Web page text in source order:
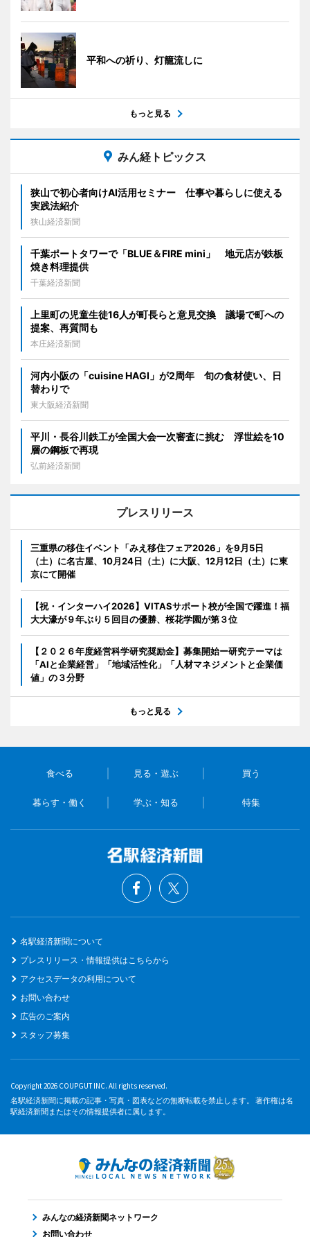
平和への祈り、灯籠流しに
もっと見る
みん経トピックス
狭山で初心者向けAI活用セミナー 仕事や暮らしに使える
実践法紹介
狭山経済新聞
千葉ポートタワーで「BLUE＆FIRE mini」 地元店が鉄板
焼き料理提供
千葉経済新聞
上里町の児童生徒16人が町長らと意見交換 議場で町への
提案、再質問も
本庄経済新聞
河内小阪の「cuisine HAGI」が2周年 旬の食材使い、日
替わりで
東大阪経済新聞
平川・長谷川鉄工が全国大会一次審査に挑む 浮世絵を10
層の鋼板で再現
弘前経済新聞
プレスリリース
三重県の移住イベント「みえ移住フェア2026」を9月5日
（土）に名古屋、10月24日（土）に大阪、12月12日（土）に東
京にて開催
【祝・インターハイ2026】VITASサポート校が全国で躍進！福
大大濠が９年ぶり５回目の優勝、桜花学園が第３位
【２０２６年度経営科学研究奨励金】募集開始ー研究テーマは
「AIと企業経営」「地域活性化」「人材マネジメントと企業価
値」の３分野
もっと見る
食べる 見る・遊ぶ 買う
暮らす・働く 学ぶ・知る 特集
名駅経済新聞について
プレスリリース・情報提供はこちらから
アクセスデータの利用について
お問い合わせ
広告のご案内
スタッフ募集
Copyright 2026 COUPGUT INC. All rights reserved.
名駅経済新聞に掲載の記事・写真・図表などの無断転載を禁止します。 著作権は名
駅経済新聞またはその情報提供者に属します。
みんなの経済新聞ネットワーク
お問い合わせ